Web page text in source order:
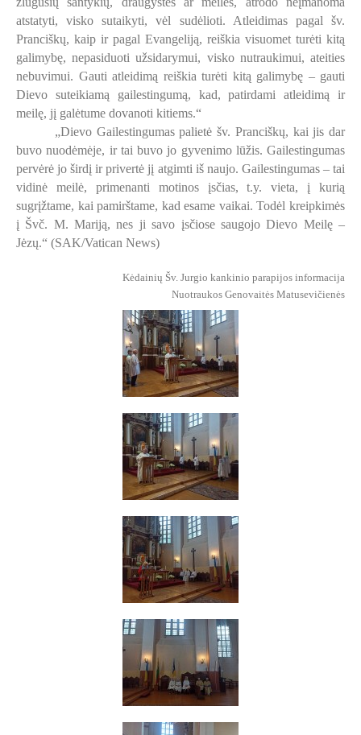
atstatyti, visko sutaikyti, vėl sudėlioti. Atleidimas pagal šv.
Pranciškų, kaip ir pagal Evangeliją, reiškia visuomet turėti kitą
galimybę, nepasiduoti užsidarymui, visko nutraukimui, ateities
nebuvimui. Gauti atleidimą reiškia turėti kitą galimybę – gauti
Dievo suteikiamą gailestingumą, kad, patirdami atleidimą ir
meilę, jį galėtume dovanoti kitiems.“
„Dievo Gailestingumas palietė šv. Pranciškų, kai jis dar
buvo nuodėmėje, ir tai buvo jo gyvenimo lūžis. Gailestingumas
pervėrė jo širdį ir privertė jį atgimti iš naujo. Gailestingumas – tai
vidinė meilė, primenanti motinos įsčias, t.y. vieta, į kurią
sugrįžtame, kai pamirštame, kad esame vaikai. Todėl kreipkimės
į Švč. M. Mariją, nes ji savo įsčiose saugojo Dievo Meilę –
Jėzų.“ (SAK/Vatican News)
Kėdainių Šv. Jurgio kankinio parapijos informacija
Nuotraukos Genovaitės Matusevičienės